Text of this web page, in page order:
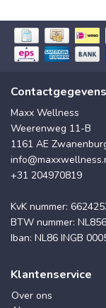
Contactgegevens
Maxx Wellness
Weerenweg 11-B
1161 AE
+31 204970819
KvK nummer:
BTW nummer:
Iban: NL86 INGB
Klantenservice
Over ons